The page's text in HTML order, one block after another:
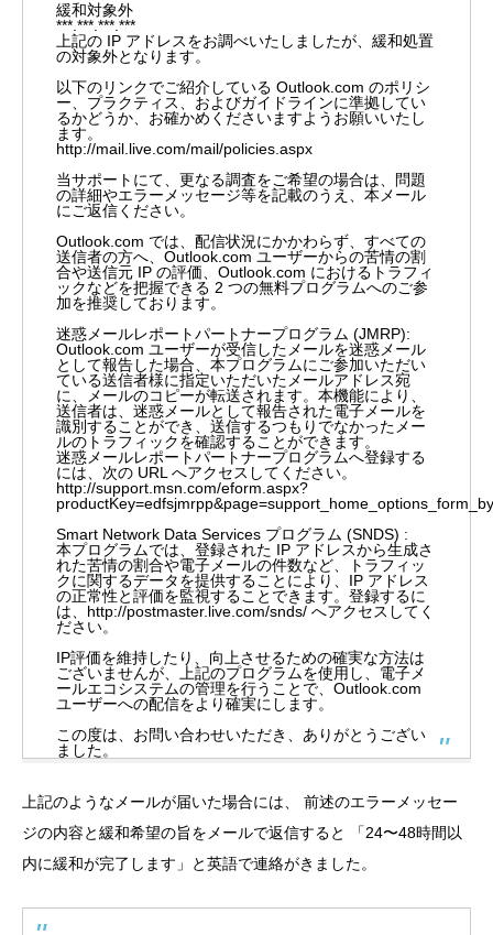
緩和対象外
***.***.***.***
上記の IP アドレスをお調べいたしましたが、緩和処置
の対象外となります。
以下のリンクでご紹介している Outlook.com のポリシ
ー、プラクティス、およびガイドラインに準拠してい
るかどうか、お確かめくださいますようお願いいたし
ます。
http://mail.live.com/mail/policies.aspx
当サポートにて、更なる調査をご希望の場合は、問題
の詳細やエラーメッセージ等を記載のうえ、本メール
にご返信ください。
Outlook.com では、配信状況にかかわらず、すべての
送信者の方へ、Outlook.com ユーザーからの苦情の割
合や送信元 IP の評価、Outlook.com におけるトラフィ
ックなどを把握できる 2 つの無料プログラムへのご参
加を推奨しております。
迷惑メールレポートパートナープログラム (JMRP):
Outlook.com ユーザーが受信したメールを迷惑メール
として報告した場合、本プログラムにご参加いただい
ている送信者様に指定いただいたメールアドレス宛
に、メールのコピーが転送されます。本機能により、
送信者は、迷惑メールとして報告された電子メールを
識別することができ、送信するつもりでなかったメー
ルのトラフィックを確認することができます。
迷惑メールレポートパートナープログラムへ登録する
には、次の URL へアクセスしてください。
http://support.msn.com/eform.aspx?
Smart Network Data Services プログラム (SNDS) :
本プログラムでは、登録された IP アドレスから生成さ
れた苦情の割合や電子メールの件数など、トラフィッ
クに関するデータを提供することにより、IP アドレス
の正常性と評価を監視することできます。登録するに
は、http://postmaster.live.com/snds/ へアクセスしてく
ださい。
IP評価を維持したり、向上させるための確実な方法は
ございませんが、上記のプログラムを使用し、電子メ
ールエコシステムの管理を行うことで、Outlook.com
ユーザーへの配信をより確実にします。
この度は、お問い合わせいただき、ありがとうござい
ました。
上記のようなメールが届いた場合には、 前述のエラーメッセー
ジの内容と緩和希望の旨をメールで返信すると 「24〜48時間以
内に緩和が完了します」と英語で連絡がきました。